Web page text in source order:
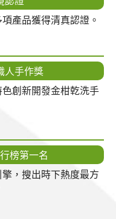
產品獲得清真認證。
人手作獎
創新開發金柑乾洗手
榜第一名
，搜出時下熱度最方